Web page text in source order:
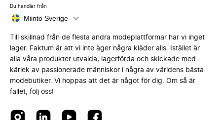
Du handlar från
Miinto Sverige
Till skillnad från de flesta andra modeplattformar har vi inget
lager. Faktum är att vi inte äger några kläder alls. Istället är
alla våra produkter utvalda, lagerförda och skickade med
kärlek av passionerade människor i några av världens bästa
modebutiker. Vi hoppas att det är något för dig. Om så är
fallet, följ oss!